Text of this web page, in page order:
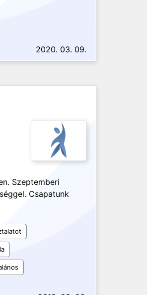
2020. 03. 09.
Szeptemberi
Csapatunk